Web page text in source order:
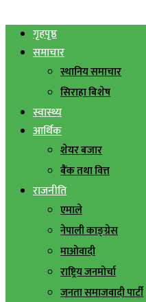
गृहपृष्ठ
समाचार
स्थानिय समाचार
सिराहा बिशेष
स्वास्थ्य
आर्थिक
शेयर बजार
बैंक तथा वित्त
राजनीति
एमाले
नेपाली काङ्ग्रेस
माओवादी
राष्ट्रिय जनमोर्चा
जनता समाजवादी पार्टी